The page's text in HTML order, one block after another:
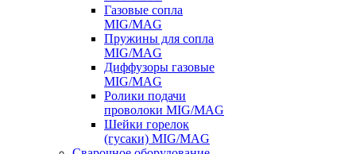
Газовые сопла
MIG/MAG
Пружины для сопла
MIG/MAG
Диффузоры газовые
MIG/MAG
Ролики подачи
проволоки MIG/MAG
Шейки горелок
(гусаки) MIG/MAG